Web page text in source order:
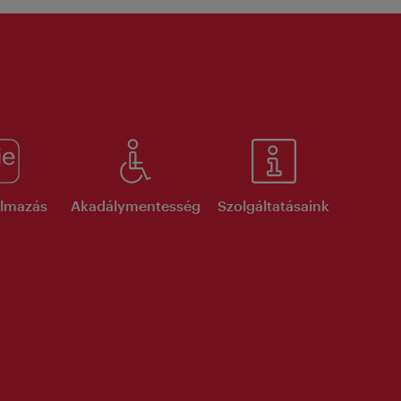
Akadálymentesség Szolgáltatásaink